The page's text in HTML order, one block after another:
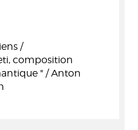
/
composition
" / Anton